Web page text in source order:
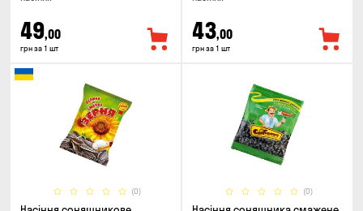
49,00
грн за 1 шт
43,00
грн за 1 шт
(0) (0)